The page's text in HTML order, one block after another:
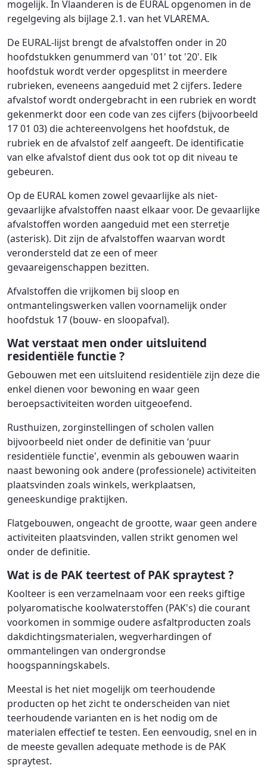
mogelijk. In Vlaanderen is de EURAL opgenomen in de
regelgeving als bijlage 2.1. van het VLAREMA.
De EURAL-lijst brengt de afvalstoffen onder in 20
hoofdstukken genummerd van '01' tot '20'. Elk
hoofdstuk wordt verder opgesplitst in meerdere
rubrieken, eveneens aangeduid met 2 cijfers. Iedere
afvalstof wordt ondergebracht in een rubriek en wordt
gekenmerkt door een code van zes cijfers (bijvoorbeeld
17 01 03) die achtereenvolgens het hoofdstuk, de
rubriek en de afvalstof zelf aangeeft. De identificatie
van elke afvalstof dient dus ook tot op dit niveau te
gebeuren.
Op de EURAL komen zowel gevaarlijke als niet-
gevaarlijke afvalstoffen naast elkaar voor. De gevaarlijke
afvalstoffen worden aangeduid met een sterretje
(asterisk). Dit zijn de afvalstoffen waarvan wordt
verondersteld dat ze een of meer
gevaareigenschappen bezitten.
Afvalstoffen die vrijkomen bij sloop en
ontmantelingswerken vallen voornamelijk onder
hoofdstuk 17 (bouw- en sloopafval).
Wat verstaat men onder uitsluitend
residentiële functie ?
Gebouwen met een uitsluitend residentiële zijn deze die
enkel dienen voor bewoning en waar geen
beroepsactiviteiten worden uitgeoefend.
Rusthuizen, zorginstellingen of scholen vallen
bijvoorbeeld niet onder de definitie van ‘puur
residentiële functie', evenmin als gebouwen waarin
naast bewoning ook andere (professionele) activiteiten
plaatsvinden zoals winkels, werkplaatsen,
geneeskundige praktijken.
Flatgebouwen, ongeacht de grootte, waar geen andere
activiteiten plaatsvinden, vallen strikt genomen wel
onder de definitie.
Wat is de PAK teertest of PAK spraytest ?
Koolteer is een verzamelnaam voor een reeks giftige
polyaromatische koolwaterstoffen (PAK's) die courant
voorkomen in sommige oudere asfaltproducten zoals
dakdichtingsmaterialen, wegverhardingen of
ommantelingen van ondergrondse
hoogspanningskabels.
Meestal is het niet mogelijk om teerhoudende
producten op het zicht te onderscheiden van niet
teerhoudende varianten en is het nodig om de
materialen effectief te testen. Een eenvoudig, snel en in
de meeste gevallen adequate methode is de PAK
spraytest.